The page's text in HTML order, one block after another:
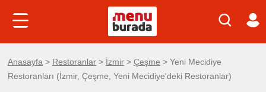
Anasayfa > Restoranlar > İzmir > Çeşme > Yeni Mecidiye
Restoranları (İzmir, Çeşme, Yeni Mecidiye'deki Restoranlar)